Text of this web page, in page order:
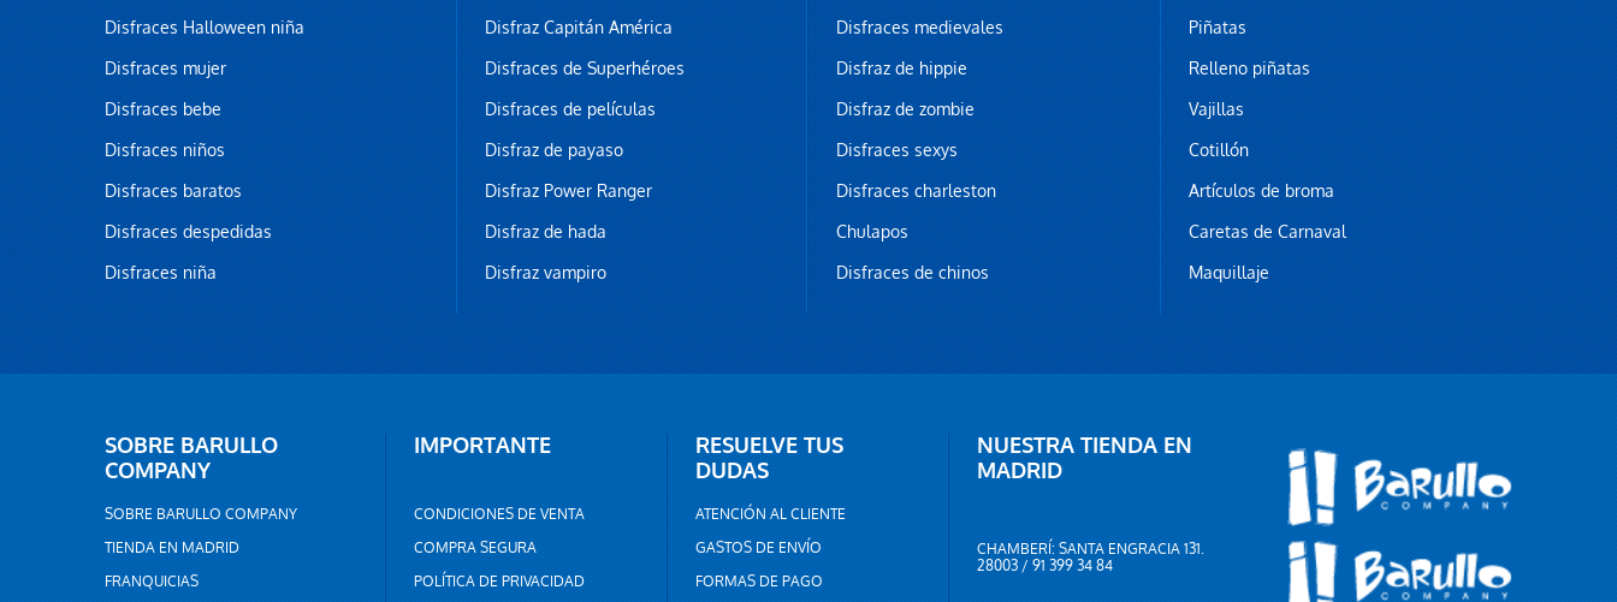
Disfraces Halloween niña
Disfraces mujer
Disfraces bebe
Disfraces niños
Disfraces baratos
Disfraces despedidas
Disfraces niña
Disfraz Capitán América
Disfraces de Superhéroes
Disfraces de películas
Disfraz de payaso
Disfraz Power Ranger
Disfraz de hada
Disfraz vampiro
Disfraces medievales
Disfraz de hippie
Disfraz de zombie
Disfraces sexys
Disfraces charleston
Chulapos
Disfraces de chinos
Piñatas
Relleno piñatas
Vajillas
Cotillón
Artículos de broma
Caretas de Carnaval
Maquillaje
SOBRE BARULLO
COMPANY
SOBRE BARULLO COMPANY
TIENDA EN MADRID
FRANQUICIAS
IMPORTANTE
CONDICIONES DE VENTA
COMPRA SEGURA
POLÍTICA DE PRIVACIDAD
RESUELVE TUS
DUDAS
ATENCIÓN AL CLIENTE
GASTOS DE ENVÍO
FORMAS DE PAGO
NUESTRA TIENDA EN
MADRID
CHAMBERÍ: SANTA ENGRACIA 131.
28003 / 91 399 34 84